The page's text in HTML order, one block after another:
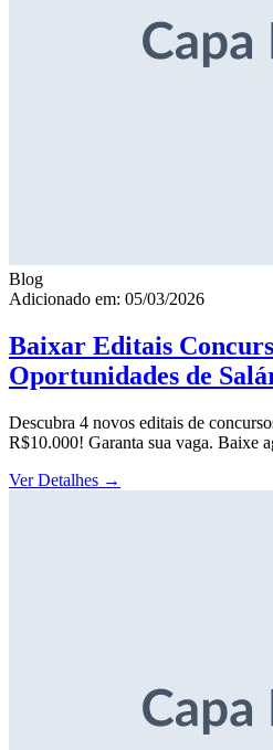
Blog
Adicionado em: 05/03/2026
Baixar Editais
Oportunidades de
Descubra 4 novos editais de
R$10.000! Garanta sua vaga. Baixe
Ver Detalhes →